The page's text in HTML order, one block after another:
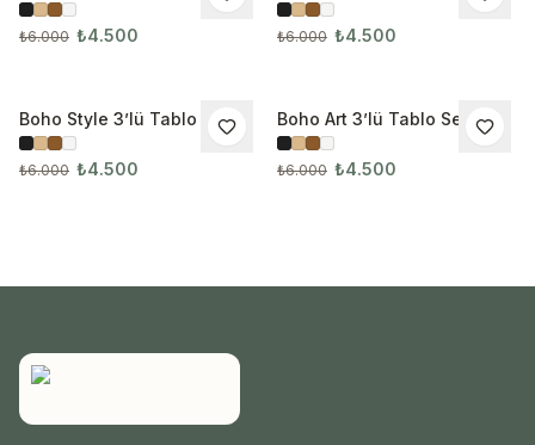
3288
₺6.000 ₺4.500
3289
₺6.000 ₺4.500
İNDIRIM
Boho Style 3’lü Tablo Seti
₺6.000 ₺4.500
İNDIRIM
Boho Art 3’lü Tablo Seti
3325
₺6.000 ₺4.500